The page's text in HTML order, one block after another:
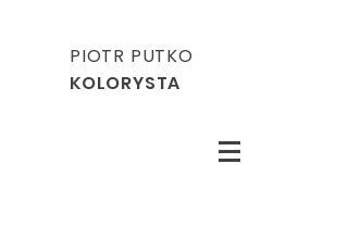
PIOTR PUTKO
KOLORYSTA